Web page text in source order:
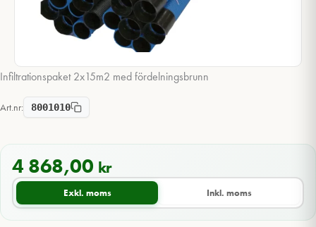
Infiltrationspaket 2x15m2 med fördelningsbrunn
Art.nr: 8001010
4 868,00 kr
Exkl. moms Inkl. moms